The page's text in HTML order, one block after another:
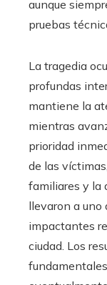
aunque
pruebas
La tragedia
profundas
mantiene la
mientras
prioridad
de las
familiares y la
llevaron a uno
impactantes
ciudad. Los